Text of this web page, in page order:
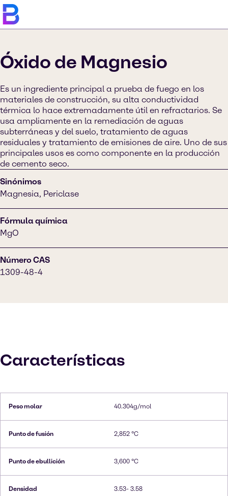
Óxido de Magnesio
Es un ingrediente principal a prueba de fuego en los
materiales de construcción, su alta conductividad
térmica lo hace extremadamente útil en refractarios. Se
usa ampliamente en la remediación de aguas
subterráneas y del suelo, tratamiento de aguas
residuales y tratamiento de emisiones de aire. Uno de sus
principales usos es como componente en la producción
de cemento seco.
Sinónimos
Magnesia, Periclase
Fórmula química
MgO
Número CAS
1309-48-4
Características
Peso molar 40.304g/mol
Punto de fusión 2,852 °C
Punto de ebullición 3,600 °C
Densidad 3.53- 3.58